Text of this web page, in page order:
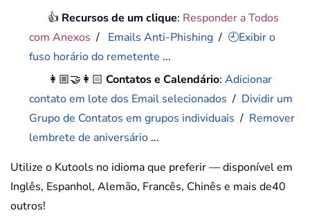
👍 Recursos de um clique: Responder a Todos
com Anexos / Emails Anti-Phishing / 🕘Exibir o
fuso horário do remetente ...
👩🏼‍🤝‍👩🏻Contatos e Calendário:Adicionar
contato em lote dos Email selecionados / Dividir um
Grupo de Contatos em grupos individuais / Remover
lembrete de aniversário ...
Utilize o Kutools no idioma que preferir — disponível em
Inglês, Espanhol, Alemão, Francês, Chinês e mais de40
outros!